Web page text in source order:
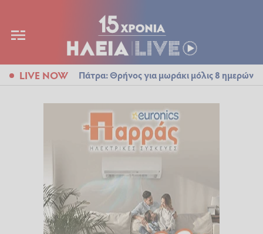
LIVE NOW Πάτρα: Θρήνος για μωράκι μόλις 8 ημερών